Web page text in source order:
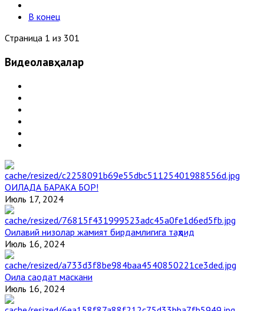
В конец
Страница 1 из 301
Видеолавҳалар
ОИЛАДА БАРАКА БОР!
Июль 17, 2024
Оилавий низолар жамият бирдамлигига таҳдид
Июль 16, 2024
Оила саодат маскани
Июль 16, 2024